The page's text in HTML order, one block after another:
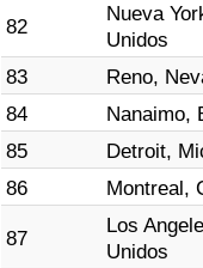
82
Nueva
Unidos
83 Reno,
84
Nanaimo,
85
Detroit,
86
Montreal,
87
Los
Unidos